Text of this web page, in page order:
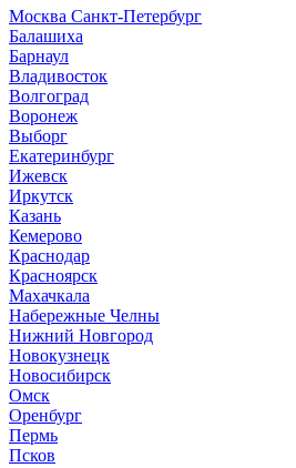
Москва Санкт-Петербург
Балашиха
Барнаул
Владивосток
Волгоград
Воронеж
Выборг
Екатеринбург
Ижевск
Иркутск
Казань
Кемерово
Краснодар
Красноярск
Махачкала
Набережные Челны
Нижний Новгород
Новокузнецк
Новосибирск
Омск
Оренбург
Пермь
Псков